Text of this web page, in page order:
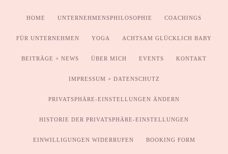
HOME UNTERNEHMENSPHILOSOPHIE COACHINGS
FÜR UNTERNEHMEN YOGA ACHTSAM GLÜCKLICH BABY
BEITRÄGE + NEWS ÜBER MICH EVENTS KONTAKT
IMPRESSUM + DATENSCHUTZ
PRIVATSPHÄRE-EINSTELLUNGEN ÄNDERN
HISTORIE DER PRIVATSPHÄRE-EINSTELLUNGEN
EINWILLIGUNGEN WIDERRUFEN BOOKING FORM